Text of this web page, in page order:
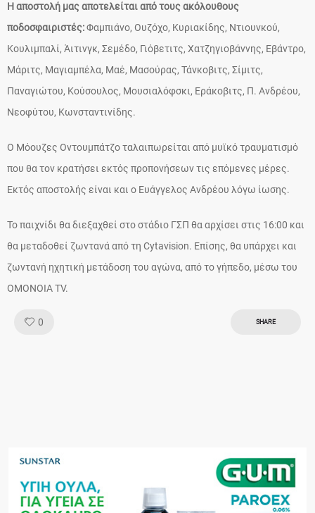
Η αποστολή μας αποτελείται από τους ακόλουθους
ποδοσφαιριστές:Φαμπιάνο, Ουζόχο, Κυριακίδης, Ντιουνκού,
Κουλιμπαλί, Άιτινγκ, Σεμέδο, Γιόβετιτς, Χατζηγιοβάννης, Εβάντρο,
Μάριτς, Μαγιαμπέλα, Μαέ, Μασούρας, Τάνκοβιτς, Σίμιτς,
Παναγιώτου, Κούσουλος, Μουσιαλόφσκι, Εράκοβιτς, Π. Ανδρέου,
Νεοφύτου, Κωνσταντινίδης.
Ο Μόουζες Οντουμπάτζο ταλαιπωρείται από μυϊκό τραυματισμό
που θα τον κρατήσει εκτός προπονήσεων τις επόμενες μέρες.
Εκτός αποστολής είναι και ο Ευάγγελος Ανδρέου λόγω ίωσης.
Το παιχνίδι θα διεξαχθεί στο στάδιο ΓΣΠ θα αρχίσει στις 16:00 και
θα μεταδοθεί ζωντανά από τη Cytavision. Επίσης, θα υπάρχει και
ζωντανή ηχητική μετάδοση του αγώνα, από το γήπεδο, μέσω του
ΟΜΟΝΟΙΑ TV.
0 SHARE